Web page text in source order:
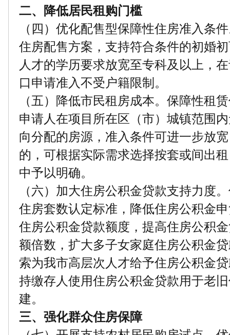
二、降低居民租购门槛
（四）优化配售型保障性住房准入条
住房配售方案，支持符合条件的初婚
人才的学历要求放宽至专科及以上，
口申请准入不受户籍限制。
（五）降低市民租房成本。保障性租
申请人在项目所在区（市）城镇范围
向分配的房源，准入条件可进一步放
的，可根据实际需求选择按套或间出
中予以明确。
（六）加大住房公积金贷款支持力度
住房套数认定标准，降低住房公积金
住房公积金贷款额度，提高住房公积
额倍数，扩大多子女家庭住房公积金
索为我市高层次人才给予住房公积金
持缴存人使用住房公积金贷款用于老
建。
三、强化群众住房保障